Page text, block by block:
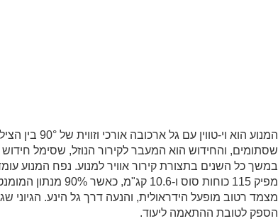
שסתומים, והחידוש הוא המעבר לקירור הנוזל, שסימל חידוש
מצמד רטוב מופעל הידראולית, והנעה דרך גל הינע. הגיוני
הספק לטובת ההתאמה ליעוד.